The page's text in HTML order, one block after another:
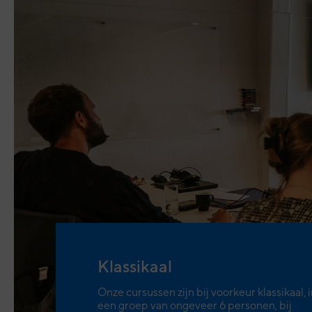
Klassikaal
Onze cursussen zijn bij voorkeur klassikaal,
een groep van ongeveer 6 personen, bij